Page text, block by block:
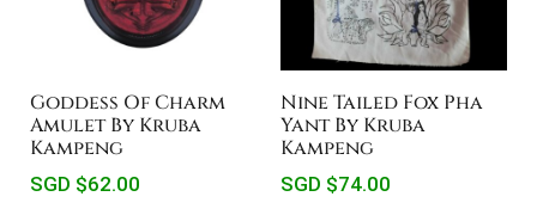
Goddess Of Charm
Amulet By Kruba
Kampeng
SGD $62.00
Nine Tailed Fox Pha
Yant By Kruba
Kampeng
SGD $74.00